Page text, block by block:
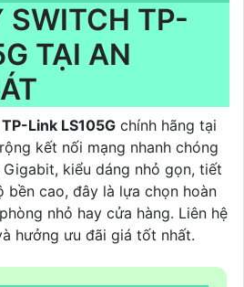
SWITCH TP-
TẠI AN
Link LS105G chính hãng tại
kết nối mạng nhanh chóng
kiểu dáng nhỏ gọn, tiết
bền cao, đây là lựa chọn hoàn
nhỏ hay cửa hàng. Liên hệ
hưởng ưu đãi giá tốt nhất.